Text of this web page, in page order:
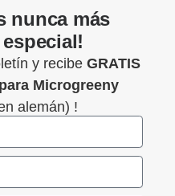
nunca más
y recibe GRATIS
Microgreeny
alemán) !